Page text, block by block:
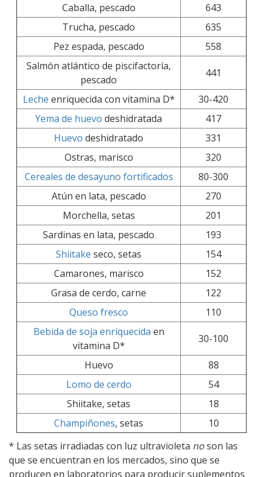
Caballa, pescado
643
Trucha, pescado
635
Pez espada, pescado
558
Salmón atlántico de piscifactoría,
pescado
441
Leche enriquecida con vitamina D*
30-420
Yema de huevo deshidratada
417
Huevo deshidratado
331
Ostras, marisco
320
Cereales de desayuno fortificados
80-300
Atún en lata, pescado
270
Morchella, setas
201
Sardinas en lata, pescado
193
Shiitake seco, setas
154
Camarones, marisco
152
Grasa de cerdo, carne
122
Queso fresco
110
Bebida de soja enriquecida en
vitamina D*
30-100
Huevo
88
Lomo de cerdo
54
Shiitake, setas
18
Champiñones, setas
10
* Las setas irradiadas con luz ultravioleta noson las
que se encuentran en los mercados, sino que se
producen en laboratorios para producir suplementos